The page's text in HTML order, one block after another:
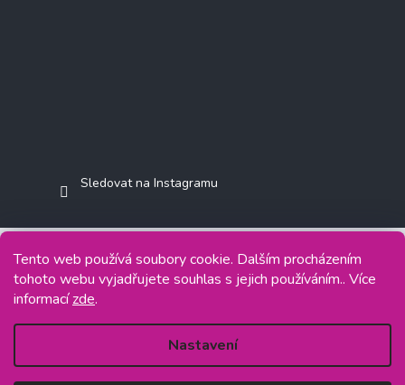
Tento web používá soubory cookie. Dalším procházením
tohoto webu vyjadřujete souhlas s jejich používáním.. Více
informacízde.
Nastavení
Sledovat na Instagramu
Copyright 2026Jasminkashop.cz. Všechna práva vyhrazena.
Vytvořil Shoptet